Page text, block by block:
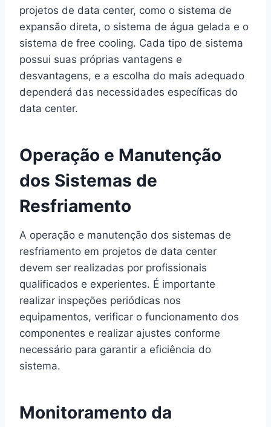
projetos de data center, como o sistema de
expansão direta, o sistema de água gelada e o
sistema de free cooling. Cada tipo de sistema
possui suas próprias vantagens e
desvantagens, e a escolha do mais adequado
dependerá das necessidades específicas do
data center.
Operação e Manutenção
dos Sistemas de
Resfriamento
A operação e manutenção dos sistemas de
resfriamento em projetos de data center
devem ser realizadas por profissionais
qualificados e experientes. É importante
realizar inspeções periódicas nos
equipamentos, verificar o funcionamento dos
componentes e realizar ajustes conforme
necessário para garantir a eficiência do
sistema.
Monitoramento da